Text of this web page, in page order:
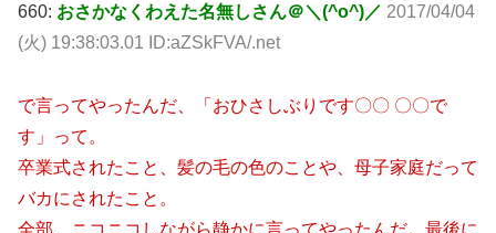
660: おさかなくわえた名無しさん＠＼(^o^)／ 2017/04/04
(火) 19:38:03.01 ID:aZSkFVA/.net
で言ってやったんだ、「おひさしぶりです〇〇 〇〇で
す」って。
卒業式されたこと、髪の毛の色のことや、母子家庭だって
バカにされたこと。